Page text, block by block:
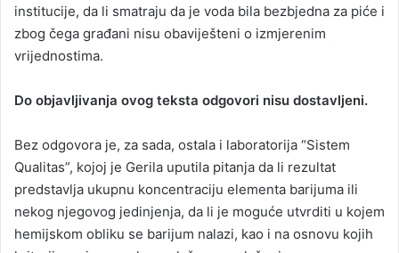
institucije, da li smatraju da je voda bila bezbjedna za piće i
zbog čega građani nisu obaviješteni o izmjerenim
vrijednostima.
Do objavljivanja ovog teksta odgovori nisu dostavljeni.
Bez odgovora je, za sada, ostala i laboratorija “Sistem
Qualitas”, kojoj je Gerila uputila pitanja da li rezultat
predstavlja ukupnu koncentraciju elementa barijuma ili
nekog njegovog jedinjenja, da li je moguće utvrditi u kojem
hemijskom obliku se barijum nalazi, kao i na osnovu kojih